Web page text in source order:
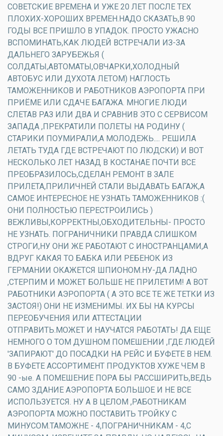
СОВЕТСКИЕ ВРЕМЕНА И УЖЕ 20 ЛЕТ ПОСЛЕ ТЕХ
ПЛОХИХ-ХОРОШИХ ВРЕМЕН.НАДО СКАЗАТЬ,В 90
ГОДЫ ВСЕ ПРИШЛО В УПАДОК. ПРОСТО УЖАСНО
ВСПОМИНАТЬ,КАК ЛЮДЕЙ ВСТРЕЧАЛИ ИЗ-ЗА
ДАЛЬНЕГО ЗАРУБЕЖЬЯ (
СОЛДАТЫ,АВТОМАТЫ,ОВЧАРКИ,ХОЛОДНЫЙ
АВТОБУС ИЛИ ДУХОТА ЛЕТОМ) НАГЛОСТЬ
ТАМОЖЕННИКОВ И РАБОТНИКОВ АЭРОПОРТА ПРИ
ПРИЁМЕ ИЛИ СДАЧЕ БАГАЖА. МНОГИЕ ЛЮДИ
СЛЕТАВ РАЗ ИЛИ ДВА И СРАВНИВ ЭТО С СЕРВИСОМ
ЗАПАДА ,ПРЕКРАТИЛИ ПОЛЕТЫ НА РОДИНУ (
СТАРИКИ ПОУМИРАЛИ,А МОЛОДЕЖЬ.... РЕШИЛА
ЛЕТАТЬ ТУДА ГДЕ ВСТРЕЧАЮТ ПО ЛЮДСКИ) И ВОТ
НЕСКОЛЬКО ЛЕТ НАЗАД В КОСТАНАЕ ПОЧТИ ВСЕ
ПРЕОБРАЗИЛОСЬ,СДЕЛАН РЕМОНТ В ЗАЛЕ
ПРИЛЕТА,ПРИЛИЧНЕЙ СТАЛИ ВЫДАВАТЬ БАГАЖ,А
САМОЕ ИНТЕРЕСНОЕ НЕ УЗНАТЬ ТАМОЖЕННИКОВ :(
ОНИ ПОЛНОСТЬЮ ПЕРЕСТРОИЛИСЬ )
ВЕЖЛИВЫ,КОРРЕКТНЫ,ОБХОДИТЕЛЬНЫ- ПРОСТО
НЕ УЗНАТЬ. ПОГРАНИЧНИКИ ПРАВДА СЛИШКОМ
СТРОГИ,НУ ОНИ ЖЕ РАБОТАЮТ С ИНОСТРАНЦАМИ,А
ВДРУГ КАКАЯ ТО БАБКА ИЛИ РЕБЕНОК ИЗ
ГЕРМАНИИ ОКАЖЕТСЯ ШПИОНОМ.НУ-ДА ЛАДНО
,СТЕРПИМ И МОЖЕТ БОЛЬШЕ НЕ ПРИЛЕТИМ! А ВОТ
РАБОТНИКИ АЭРОПОРТА ( А ЭТО ВСЕ ТЕ ЖЕ ТЕТКИ ИЗ
ЗАСТОЯ!) ОНИ НЕ ИЗМЕНИМЫ. ИХ БЫ НА КУРСЫ
ПЕРЕОБУЧЕНИЯ ИЛИ АТТЕСТАЦИИ
ОТПРАВИТЬ.МОЖЕТ И НАУЧАТСЯ РАБОТАТЬ! ДА ЕЩЕ
НЕМНОГО О ТОМ ДУШНОМ ПОМЕШЕНИИ ,ГДЕ ЛЮДЕЙ
'ЗАПИРАЮТ' ДО ПОСАДКИ НА РЕЙС И БУФЕТЕ В НЕМ.
В БУФЕТЕ АССОРТИМЕНТ ПРОДУКТОВ ХУЖЕ ЧЕМ В
90 -ые. А ПОМЕШЕНИЕ ПОРА БЫ РАССШИРИТЬ,ВЕДЬ
САМО ЗДАНИЕ АЭРОПОРТА БОЛЬШОЕ И НЕ ВСЕ
ИСПОЛЬЗУЕТСЯ. НУ А В ЦЕЛОМ ,РАБОТНИКАМ
АЭРОПОРТА МОЖНО ПОСТАВИТЬ ТРОЙКУ С
МИНУСОМ.ТАМОЖНЕ - 4,ПОГРАНИЧНИКАМ - 4,С